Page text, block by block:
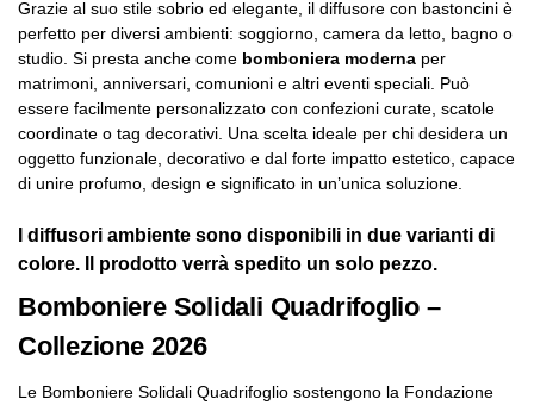
Grazie al suo stile sobrio ed elegante, il diffusore con bastoncini è
perfetto per diversi ambienti: soggiorno, camera da letto, bagno o
studio. Si presta anche come bomboniera moderna per
matrimoni, anniversari, comunioni e altri eventi speciali. Può
essere facilmente personalizzato con confezioni curate, scatole
coordinate o tag decorativi. Una scelta ideale per chi desidera un
oggetto funzionale, decorativo e dal forte impatto estetico, capace
di unire profumo, design e significato in un’unica soluzione.
I diffusori ambiente sono disponibili in due varianti di
colore. Il prodotto verrà spedito un solo pezzo.
Bomboniere Solidali Quadrifoglio –
Collezione 2026
Le Bomboniere Solidali Quadrifoglio sostengono la Fondazione